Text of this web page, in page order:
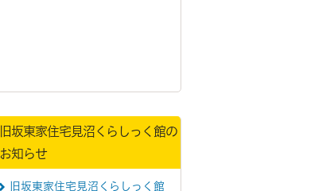
旧坂東家住宅見沼くらしっく館の
お知らせ
旧坂東家住宅見沼くらしっく館